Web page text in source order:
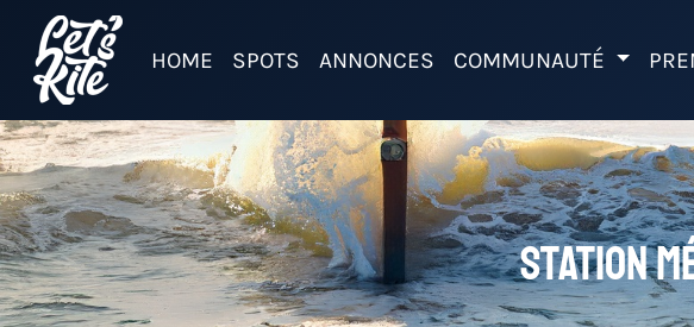
HOME SPOTS ANNONCES COMMUNAUTÉ
Station